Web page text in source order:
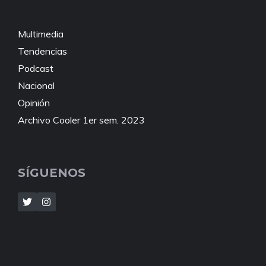
Multimedia
Tendencias
Podcast
Nacional
Opinión
Archivo Cooler 1er sem. 2023
SÍGUENOS